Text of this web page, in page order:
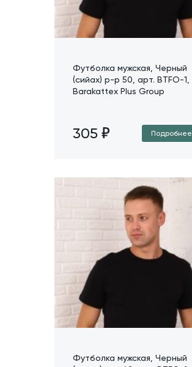
Футболка мужская, Черный
(сийах) р-р 50, арт. BTFO-1,
Barakattex Plus Group
305 Подробнее
Футболка мужская, Черный